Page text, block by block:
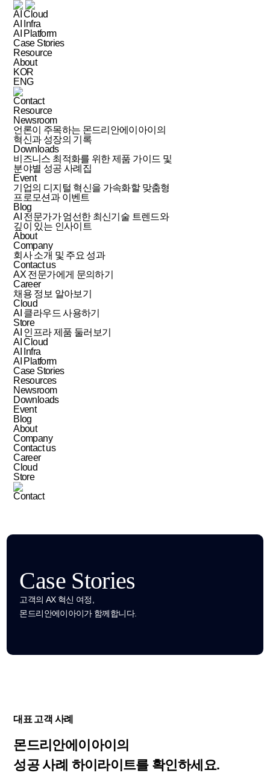
AI Cloud
AI Infra
AI Platform
Case Stories
Resource
About
KOR
ENG
Contact
Resource
Newsroom
언론이 주목하는 몬드리안에이아이의
혁신과 성장의 기록
Downloads
비즈니스 최적화를 위한 제품 가이드 및
분야별 성공 사례집
Event
기업의 디지털 혁신을 가속화할 맞춤형
프로모션과 이벤트
Blog
AI 전문가가 엄선한 최신기술 트렌드와
깊이 있는 인사이트
About
Company
회사 소개 및 주요 성과
Contact us
AX 전문가에게 문의하기
Career
채용 정보 알아보기
Cloud
AI 클라우드 사용하기
Store
AI 인프라 제품 둘러보기
AI Cloud
AI Infra
AI Platform
Case Stories
Resources
Newsroom
Downloads
Event
Blog
About
Company
Contact us
Career
Cloud
Store
Contact
Case Stories
고객의 AX 혁신 여정,
몬드리안에이아이가 함께합니다.
대표 고객 사례
몬드리안에이아이의
성공 사례 하이라이트를 확인하세요.